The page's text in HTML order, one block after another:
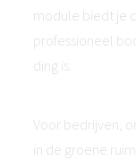
module biedt je
professioneel
ding is.
Voor bedrijven,
in de groene